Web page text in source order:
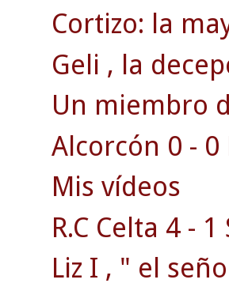
Cortizo: la
Geli , la
Un miembro
Alcorcón 0 - 0
Mis vídeos
R.C Celta 4 -
Liz I , " el